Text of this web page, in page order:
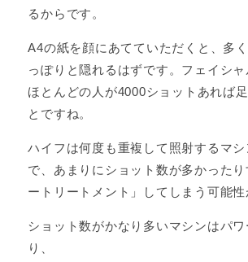
るからです。
A4の紙を顔にあてていただくと、多
っぽりと隠れるはずです。フェイシ
ほとんどの人が4000ショットあれば
とですね。
ハイフは何度も重複して照射するマ
で、あまりにショット数が多かった
ートリートメント」してしまう可能性
ショット数がかなり多いマシンはパ
り、